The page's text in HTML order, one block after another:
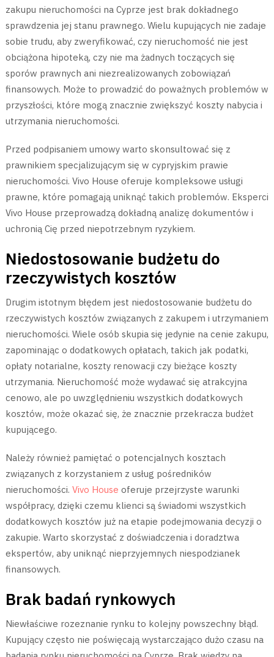
zakupu nieruchomości na Cyprze jest brak dokładnego
sprawdzenia jej stanu prawnego. Wielu kupujących nie zadaje
sobie trudu, aby zweryfikować, czy nieruchomość nie jest
obciążona hipoteką, czy nie ma żadnych toczących się
sporów prawnych ani niezrealizowanych zobowiązań
finansowych. Może to prowadzić do poważnych problemów w
przyszłości, które mogą znacznie zwiększyć koszty nabycia i
utrzymania nieruchomości.
Przed podpisaniem umowy warto skonsultować się z
prawnikiem specjalizującym się w cypryjskim prawie
nieruchomości. Vivo House oferuje kompleksowe usługi
prawne, które pomagają uniknąć takich problemów. Eksperci
Vivo House przeprowadzą dokładną analizę dokumentów i
uchronią Cię przed niepotrzebnym ryzykiem.
Niedostosowanie budżetu do
rzeczywistych kosztów
Drugim istotnym błędem jest niedostosowanie budżetu do
rzeczywistych kosztów związanych z zakupem i utrzymaniem
nieruchomości. Wiele osób skupia się jedynie na cenie zakupu,
zapominając o dodatkowych opłatach, takich jak podatki,
opłaty notarialne, koszty renowacji czy bieżące koszty
utrzymania. Nieruchomość może wydawać się atrakcyjna
cenowo, ale po uwzględnieniu wszystkich dodatkowych
kosztów, może okazać się, że znacznie przekracza budżet
kupującego.
Należy również pamiętać o potencjalnych kosztach
związanych z korzystaniem z usług pośredników
nieruchomości. Vivo House oferuje przejrzyste warunki
współpracy, dzięki czemu klienci są świadomi wszystkich
dodatkowych kosztów już na etapie podejmowania decyzji o
zakupie. Warto skorzystać z doświadczenia i doradztwa
ekspertów, aby uniknąć nieprzyjemnych niespodzianek
finansowych.
Brak badań rynkowych
Niewłaściwe rozeznanie rynku to kolejny powszechny błąd.
Kupujący często nie poświęcają wystarczająco dużo czasu na